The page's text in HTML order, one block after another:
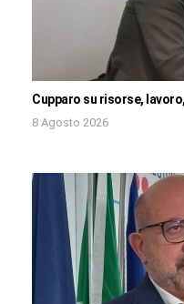
Cupparo su risorse,
8 Agosto 2026